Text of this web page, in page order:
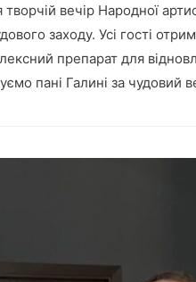
вечір Народної
заходу. Усі гості
препарат для
пані Галині за чудовий